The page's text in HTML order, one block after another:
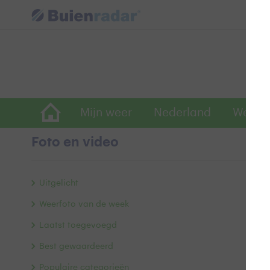
Mijn weer Nederland
Foto en video
Uitgelicht
Weerfoto van de week
Laatst toegevoegd
Best gewaardeerd
Populaire categorieën